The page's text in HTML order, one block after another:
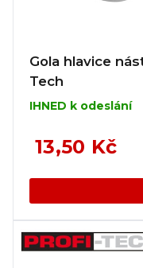
Gola hlavice
Tech
IHNED k odeslání
13,50 Kč